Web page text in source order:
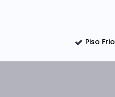
Piso Frio